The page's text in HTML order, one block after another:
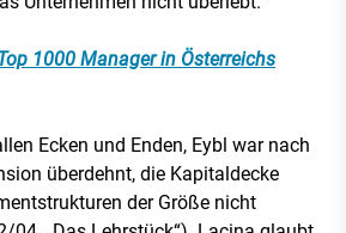
1000 Manager in Österreichs
Ecken und Enden, Eybl war nach
überdehnt, die Kapitaldecke
der Größe nicht